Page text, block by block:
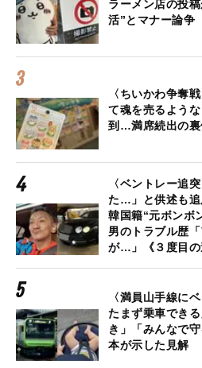
ラーメン店の投
活”とマナー論争
〈ちいかわ争奪
て魂を売るよう
到…満席続出の裏
〈ベントレー追
た…」と供述も追
韓国籍“元ボンボ
男のトラブル歴
が…」《３度目の
〈満員山手線に
たまず乗車でき
き」「みんなで
本が示した見解